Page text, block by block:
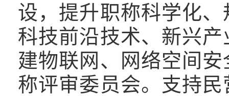
设，提升职称科学化
科技前沿技术、新兴
建物联网、网络空间
称评审委员会。支持